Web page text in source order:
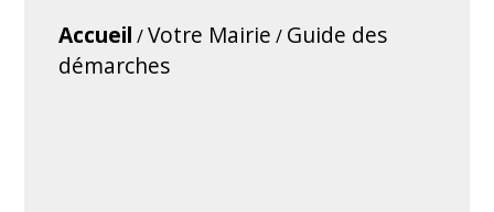
Accueil /Votre Mairie / Guide des
démarches